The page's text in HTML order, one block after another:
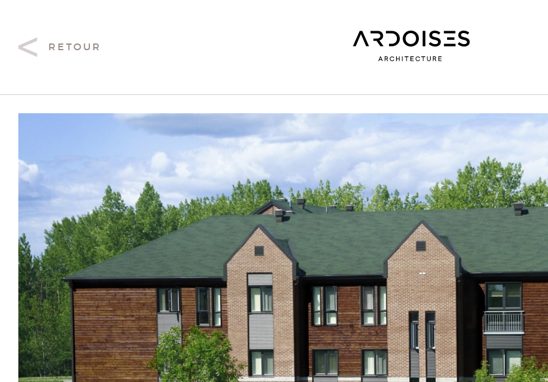
RETOUR